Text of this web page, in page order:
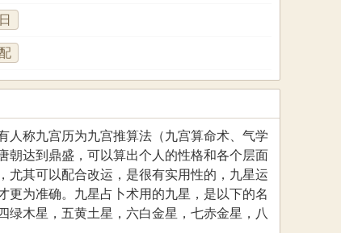
人称九宫历为九宫推算法（九宫算命术、气学
朝达到鼎盛，可以算出个人的性格和各个层面
尤其可以配合改运，是很有实用性的，九星运
更为准确。九星占卜术用的九星，是以下的名
绿木星，五黄土星，六白金星，七赤金星，八